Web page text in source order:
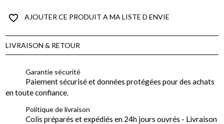
favorite_border AJOUTER CE PRODUIT A MA LISTE D ENVIE
LIVRAISON & RETOUR
Garantie sécurité
Paiement sécurisé et données protégées pour des achats
en toute confiance.
Politique de livraison
Colis préparés et expédiés en 24h jours ouvrés - Livraison